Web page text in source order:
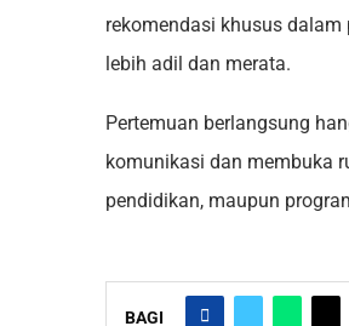
rekomendasi khusus
lebih adil dan merata.
Pertemuan berlangsung
komunikasi dan membuka
pendidikan, maupun
BAGI